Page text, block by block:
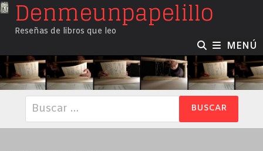
SaltarDenmeunpapelillo
Reseñas de libros que leo
MENÚ
Buscar: